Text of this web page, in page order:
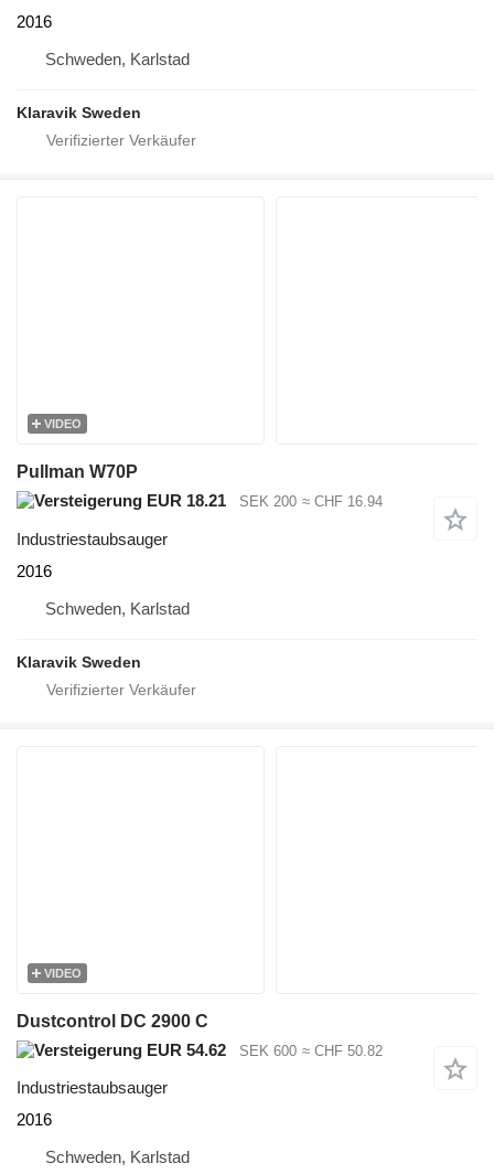
2016
Schweden, Karlstad
Klaravik Sweden
VIDEO
Pullman W70P
EUR 18.21
SEK 200 ≈ CHF 16.94
Industriestaubsauger
2016
Schweden, Karlstad
Klaravik Sweden
VIDEO
Dustcontrol DC 2900 C
EUR 54.62
SEK 600 ≈ CHF 50.82
Industriestaubsauger
2016
Schweden, Karlstad